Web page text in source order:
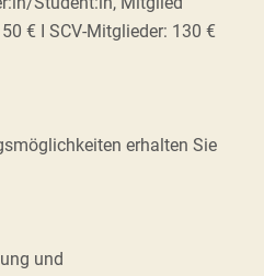
€ I SCV-Mitglieder: 130 €
erhalten Sie
und